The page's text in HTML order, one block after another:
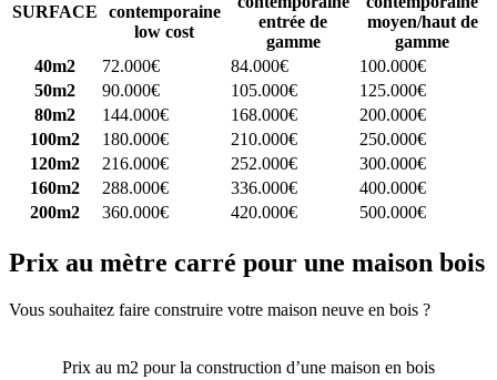
SURFACE
contemporaine
low cost
entrée de
gamme
moyen/haut de
gamme
40m2
72.000€ 84.000€
100.000€
50m2
90.000€ 105.000€
125.000€
80m2
144.000€ 168.000€
200.000€
100m2
180.000€ 210.000€
250.000€
120m2
216.000€ 252.000€
300.000€
160m2
288.000€ 336.000€
400.000€
200m2
360.000€ 420.000€ 500.000€
Prix au mètre carré pour une maison bois
Vous souhaitez faire construire votre maison neuve en bois ?
Prix au m2 pour la construction d’une maison en bois